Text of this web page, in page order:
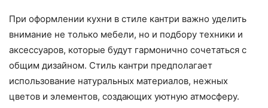
При оформлении кухни в стиле кантри важно уделить
внимание не только мебели, но и подбору техники и
аксессуаров, которые будут гармонично сочетаться с
общим дизайном. Стиль кантри предполагает
использование натуральных материалов, нежных
цветов и элементов, создающих уютную атмосферу.